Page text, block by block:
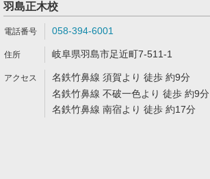
羽島正木校
058-394-6001
岐阜県羽島市足近町7-511-1
名鉄竹鼻線 須賀より 徒歩 約9分
名鉄竹鼻線 不破一色より 徒歩 約9分
名鉄竹鼻線 南宿より 徒歩 約17分